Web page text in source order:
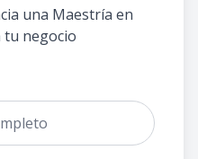
una Maestría en
tu negocio